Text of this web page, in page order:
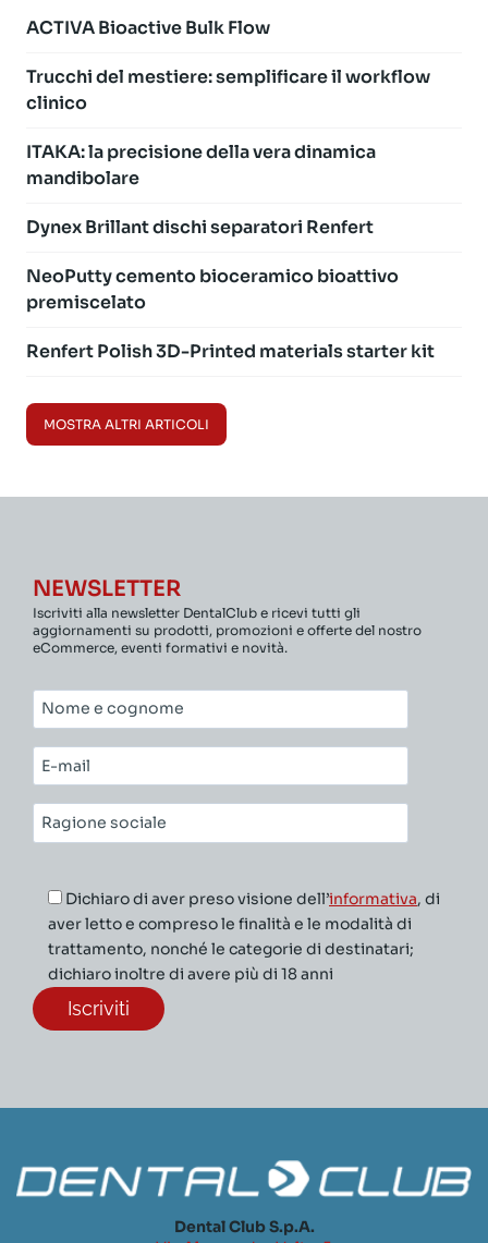
ACTIVA Bioactive Bulk Flow
Trucchi del mestiere: semplificare il workflow
clinico
ITAKA: la precisione della vera dinamica
mandibolare
Dynex Brillant dischi separatori Renfert
NeoPutty cemento bioceramico bioattivo
premiscelato
Renfert Polish 3D-Printed materials starter kit
MOSTRA ALTRI ARTICOLI
NEWSLETTER
Iscriviti alla newsletter DentalClub e ricevi tutti gli
aggiornamenti su prodotti, promozioni e offerte del nostro
eCommerce, eventi formativi e novità.
Nome
e
cognome*
E-
mail*
Ragione
sociale*
Dichiaro di aver preso visione dell’informativa, di
aver letto e compreso le finalità e le modalità di
trattamento, nonché le categorie di destinatari;
dichiaro inoltre di avere più di 18 anni
Dental Club S.p.A.